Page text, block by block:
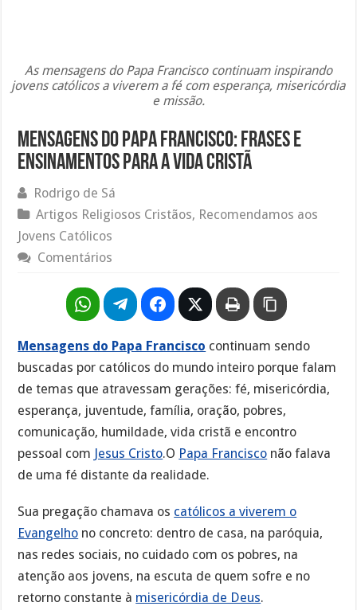
As mensagens do Papa Francisco continuam inspirando
jovens católicos a viverem a fé com esperança, misericórdia
e missão.
Mensagens do Papa Francisco: Frases e
Ensinamentos Para a Vida Cristã
Rodrigo de Sá
Artigos Religiosos Cristãos, Recomendamos aos
Jovens Católicos
Comentários
Mensagens do Papa Francisco continuam sendo
buscadas por católicos do mundo inteiro porque falam
de temas que atravessam gerações: fé, misericórdia,
esperança, juventude, família, oração, pobres,
comunicação, humildade, vida cristã e encontro
pessoal com Jesus Cristo.O Papa Francisco não falava
de uma fé distante da realidade.
Sua pregação chamava os católicos a viverem o
Evangelho no concreto: dentro de casa, na paróquia,
nas redes sociais, no cuidado com os pobres, na
atenção aos jovens, na escuta de quem sofre e no
retorno constante à misericórdia de Deus.